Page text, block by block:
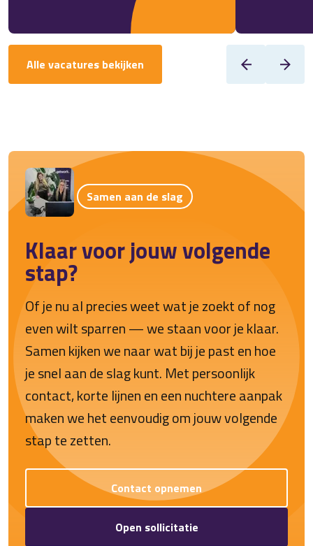
Alle vacatures bekijken
Samen aan de slag
Klaar voor jouw volgende
stap?
Of je nu al precies weet wat je zoekt of nog
even wilt sparren — we staan voor je klaar.
Samen kijken we naar wat bij je past en hoe
je snel aan de slag kunt. Met persoonlijk
contact, korte lijnen en een nuchtere aanpak
maken we het eenvoudig om jouw volgende
stap te zetten.
Contact opnemen
Open sollicitatie